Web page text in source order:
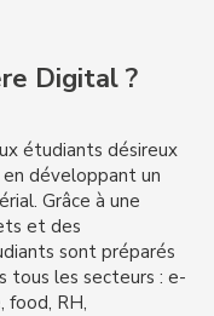
Digital ?
étudiants désireux
développant un
Grâce à une
et des
sont préparés
tous les secteurs : e-
food, RH,